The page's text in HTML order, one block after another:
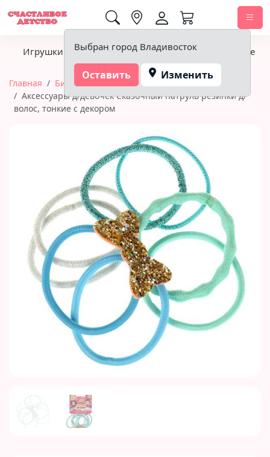
Выбран город Владивосток
Оставить Изменить
Игрушки Детское питание Подгузники, гигиена
Главная
Бижутерия и украшения
Аксессуары д/девочек Сказочный патруль резинки д/
волос, тонкие c декором
Previous